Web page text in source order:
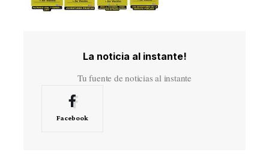
La noticia al instante!
Tu fuente de noticias al instante
Facebook